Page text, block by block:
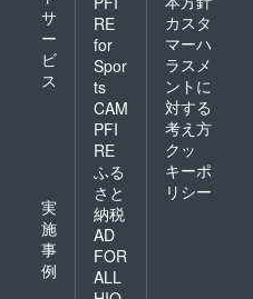
サ
ー
ビ
ス
実
施
事
例
RE
for
Spor
ts
CAM
PFI
RE
ふる
さと
納税
AD
FOR
ALL
カスタ
マーハ
ラスメ
ントに
対する
考え方
クッ
キーポ
リシー